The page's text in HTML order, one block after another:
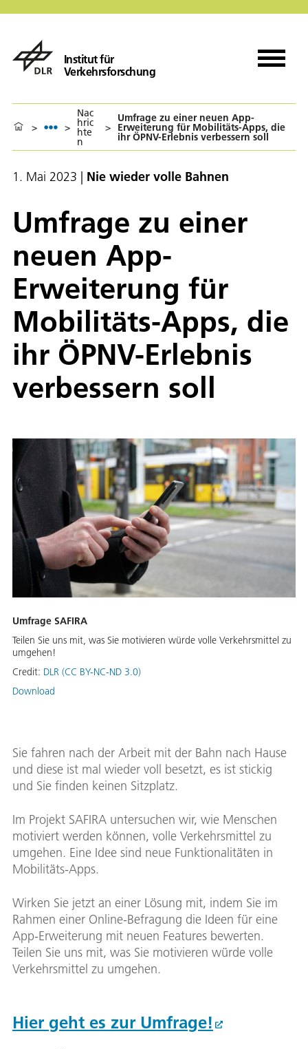
Institut für
Verkehrsforschung
> >
Nac
hric
hte
n
>
Umfrage zu einer neuen App-
Erweiterung für Mobilitäts-Apps, die
ihr ÖPNV-Erlebnis verbessern soll
1. Mai 2023 | Nie wieder volle Bahnen
Umfrage zu einer
neuen App-
Erweiterung für
Mobilitäts-Apps, die
ihr ÖPNV-Erlebnis
verbessern soll
Umfrage SAFIRA
Teilen Sie uns mit, was Sie motivieren würde volle Verkehrsmittel zu
umgehen!
Credit: DLR (CC BY-NC-ND 3.0)
Download
Sie fahren nach der Arbeit mit der Bahn nach Hause
und diese ist mal wieder voll besetzt, es ist stickig
und Sie finden keinen Sitzplatz.
Im Projekt SAFIRA untersuchen wir, wie Menschen
motiviert werden können, volle Verkehrsmittel zu
umgehen. Eine Idee sind neue Funktionalitäten in
Mobilitäts-Apps.
Wirken Sie jetzt an einer Lösung mit, indem Sie im
Rahmen einer Online-Befragung die Ideen für eine
App-Erweiterung mit neuen Features bewerten.
Teilen Sie uns mit, was Sie motivieren würde volle
Verkehrsmittel zu umgehen.
Hier geht es zur Umfrage!